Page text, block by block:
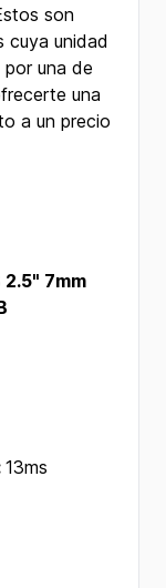
son
cuya unidad
una de
una
a un precio
7mm
13ms